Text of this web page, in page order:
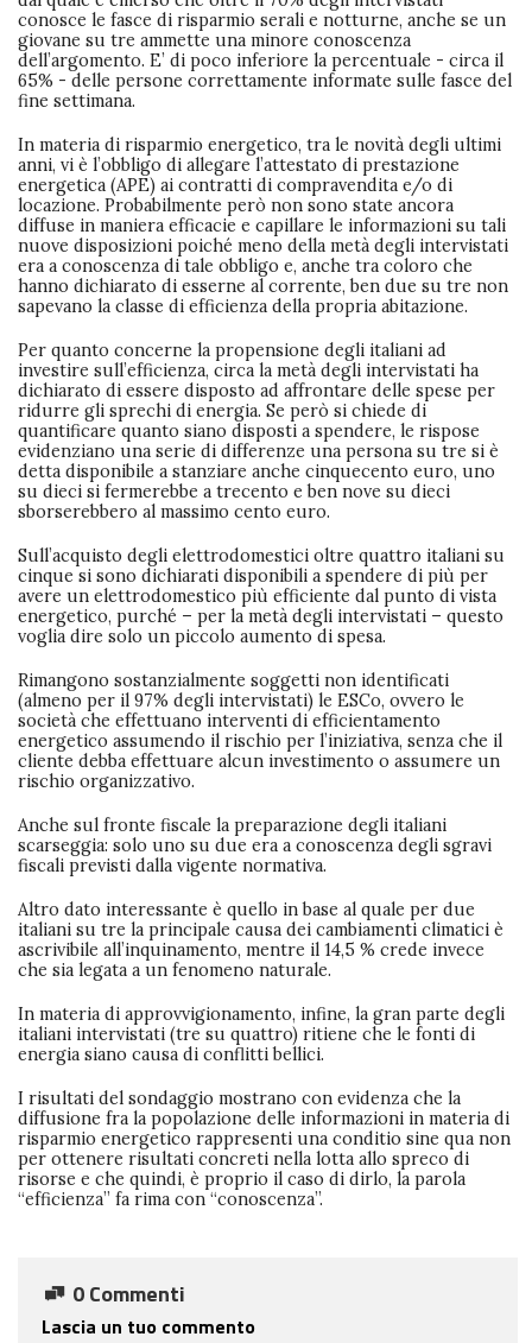
conosce le fasce di risparmio serali e notturne, anche se un
giovane su tre ammette una minore conoscenza
dell’argomento. E’ di poco inferiore la percentuale - circa il
65% - delle persone correttamente informate sulle fasce del
fine settimana.
In materia di risparmio energetico, tra le novità degli ultimi
anni, vi è l’obbligo di allegare l’attestato di prestazione
energetica (APE) ai contratti di compravendita e/o di
locazione. Probabilmente però non sono state ancora
diffuse in maniera efficacie e capillare le informazioni su tali
nuove disposizioni poiché meno della metà degli intervistati
era a conoscenza di tale obbligo e, anche tra coloro che
hanno dichiarato di esserne al corrente, ben due su tre non
sapevano la classe di efficienza della propria abitazione.
Per quanto concerne la propensione degli italiani ad
investire sull’efficienza, circa la metà degli intervistati ha
dichiarato di essere disposto ad affrontare delle spese per
ridurre gli sprechi di energia. Se però si chiede di
quantificare quanto siano disposti a spendere, le rispose
evidenziano una serie di differenze una persona su tre si è
detta disponibile a stanziare anche cinquecento euro, uno
su dieci si fermerebbe a trecento e ben nove su dieci
sborserebbero al massimo cento euro.
Sull’acquisto degli elettrodomestici oltre quattro italiani su
cinque si sono dichiarati disponibili a spendere di più per
avere un elettrodomestico più efficiente dal punto di vista
energetico, purché – per la metà degli intervistati – questo
voglia dire solo un piccolo aumento di spesa.
Rimangono sostanzialmente soggetti non identificati
(almeno per il 97% degli intervistati) le ESCo, ovvero le
società che effettuano interventi di efficientamento
energetico assumendo il rischio per l’iniziativa, senza che il
cliente debba effettuare alcun investimento o assumere un
rischio organizzativo.
Anche sul fronte fiscale la preparazione degli italiani
scarseggia: solo uno su due era a conoscenza degli sgravi
fiscali previsti dalla vigente normativa.
Altro dato interessante è quello in base al quale per due
italiani su tre la principale causa dei cambiamenti climatici è
ascrivibile all’inquinamento, mentre il 14,5 % crede invece
che sia legata a un fenomeno naturale.
In materia di approvvigionamento, infine, la gran parte degli
italiani intervistati (tre su quattro) ritiene che le fonti di
energia siano causa di conflitti bellici.
I risultati del sondaggio mostrano con evidenza che la
diffusione fra la popolazione delle informazioni in materia di
risparmio energetico rappresenti una conditio sine qua non
per ottenere risultati concreti nella lotta allo spreco di
risorse e che quindi, è proprio il caso di dirlo, la parola
“efficienza” fa rima con “conoscenza”.
0 Commenti
Lascia un tuo commento